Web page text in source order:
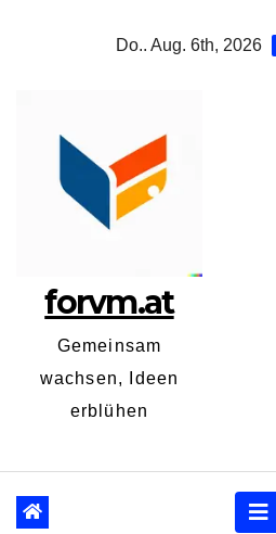
Do.. Aug. 6th, 2026
forvm.at
Gemeinsam
wachsen, Ideen
erblühen